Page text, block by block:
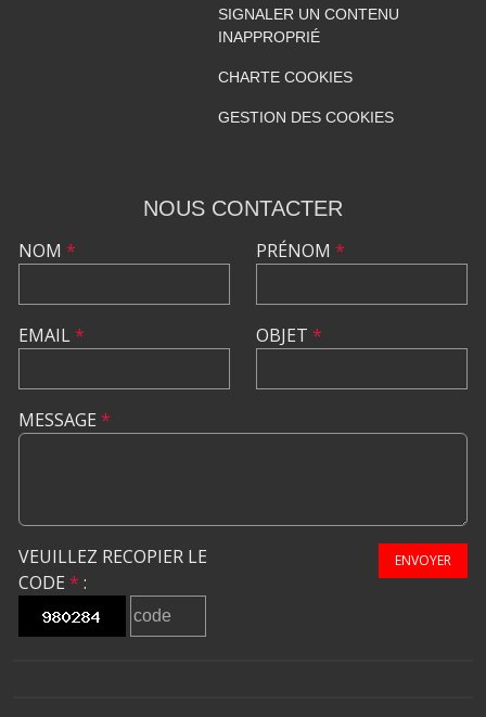
SIGNALER UN CONTENU
INAPPROPRIÉ
CHARTE COOKIES
GESTION DES COOKIES
NOUS CONTACTER
NOM *
EMAIL*
PRÉNOM *
OBJET *
MESSAGE *
VEUILLEZ RECOPIER LE
CODE * :
ENVOYER